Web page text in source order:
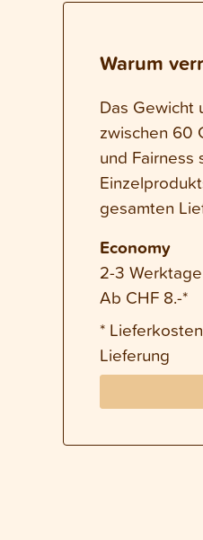
Warum
Das Gewicht
zwischen 60
und Fairness
gesamten
Economy
2-3 Werktage
Ab CHF 8.-*
*
Lieferung